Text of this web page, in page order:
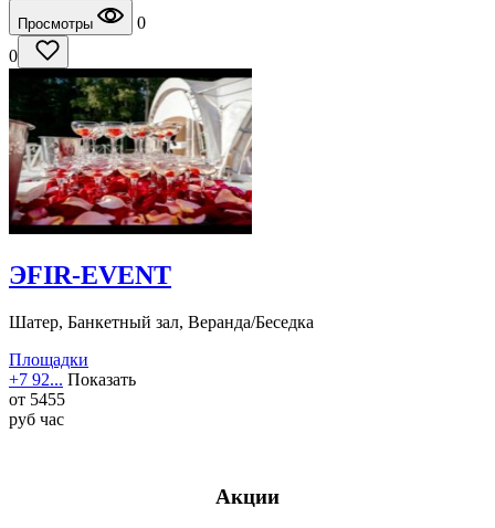
Просмотры
0
0
ЭFIR-EVENT
Шатер, Банкетный зал, Веранда/Беседка
Площадки
+7 92... Показать
от 5455
руб час
Акции